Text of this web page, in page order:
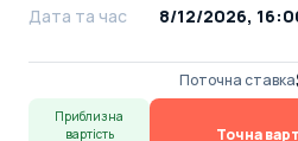
Дата та час
8/12/2026,
Поточна ставка
Приблизна
вартість
Точна